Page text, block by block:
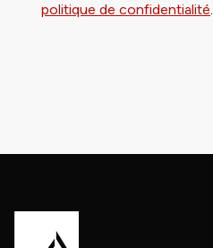
politique de confidentialité.